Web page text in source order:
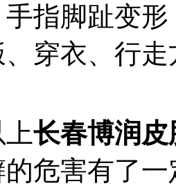
指脚趾变
穿衣、行
长春博润
危害有了